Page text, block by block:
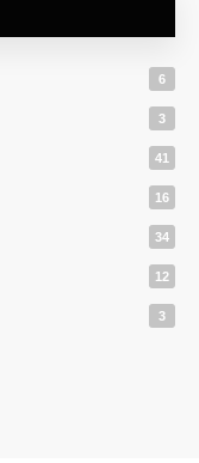
6
3
41
16
34
12
3